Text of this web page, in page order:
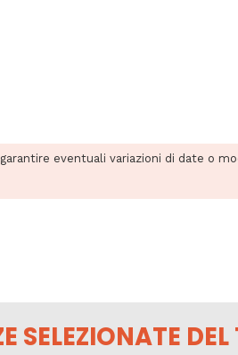
eventuali variazioni di date o
SELEZIONATE